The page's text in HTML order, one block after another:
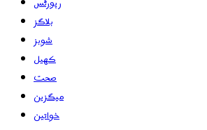
بلاگز
شوبز
کھیل
صحت
میگزین
خواتین